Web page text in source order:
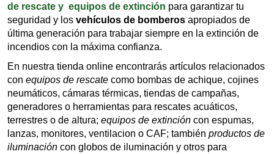
de rescate y equipos de extinción para garantizar tu
seguridad y los vehículos de bomberos apropiados de
última generación para trabajar siempre en la extinción de
incendios con la máxima confianza.
En nuestra tienda online encontrarás artículos relacionados
con equipos de rescate como bombas de achique, cojines
neumáticos, cámaras térmicas, tiendas de campañas,
generadores o herramientas para rescates acuáticos,
terrestres o de altura; equipos de extinción con espumas,
lanzas, monitores, ventilacion o CAF; también productos de
iluminación con globos de iluminación y otros para